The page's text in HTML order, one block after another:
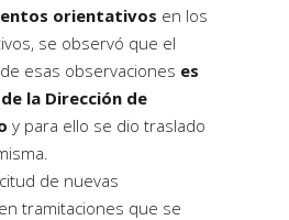
orientativos en los
se observó que el
esas observaciones es
la Dirección de
y para ello se dio traslado
de nuevas
en tramitaciones que se